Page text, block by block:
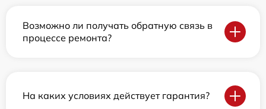
Возможно ли получать обратную связь в
процессе ремонта?
На каких условиях действует гарантия?